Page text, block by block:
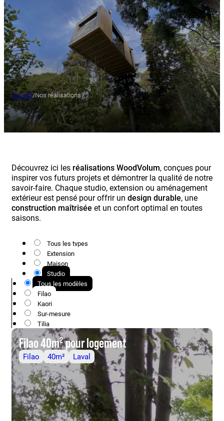
Accueil/Nos réalisations
Découvrez ici les réalisations WoodVolum, conçues pour
inspirer vos futurs projets et démontrer la qualité de notre
savoir-faire. Chaque studio, extension ou aménagement
extérieur est pensé pour offrir un design durable, une
construction maîtrisée et un confort optimal en toutes
saisons.
Tous les types
Extension
Maison
Studio
Tous les modèles
Filao
Kaori
Sur-mesure
Tilia
Filao 40m² pour logement
Filao 40m² Laval